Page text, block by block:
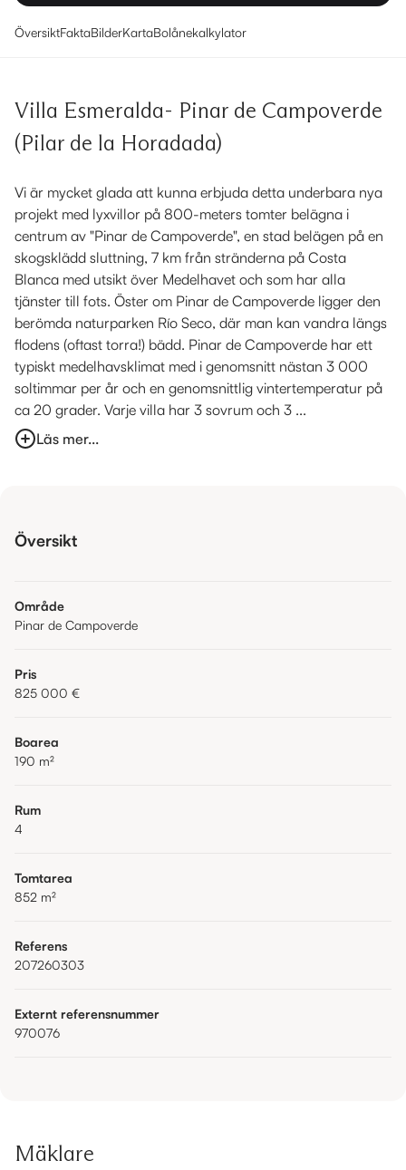
ÖversiktFaktaBilderKartaBolånekalkylator
Villa Esmeralda- Pinar de Campoverde
(Pilar de la Horadada)
Vi är mycket glada att kunna erbjuda detta underbara nya
projekt med lyxvillor på 800-meters tomter belägna i
centrum av "Pinar de Campoverde", en stad belägen på en
skogsklädd sluttning, 7 km från stränderna på Costa
Blanca med utsikt över Medelhavet och som har alla
tjänster till fots. Öster om Pinar de Campoverde ligger den
berömda naturparken Río Seco, där man kan vandra längs
flodens (oftast torra!) bädd. Pinar de Campoverde har ett
typiskt medelhavsklimat med i genomsnitt nästan 3 000
soltimmar per år och en genomsnittlig vintertemperatur på
ca 20 grader. Varje villa har 3 sovrum och 3 ...
Läs mer...
Översikt
Område
Pinar de Campoverde
Pris
825 000 €
Boarea
190 m²
Rum
4
Tomtarea
852 m²
Referens
207260303
Externt referensnummer
970076
Mäklare